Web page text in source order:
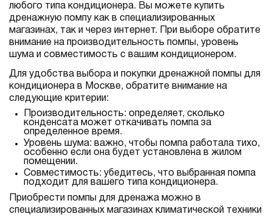
любого типа кондиционера. Вы можете купить
дренажную помпу как в специализированных
магазинах, так и через интернет. При выборе обратите
внимание на производительность помпы, уровень
шума и совместимость с вашим кондиционером.
Для удобства выбора и покупки дренажной помпы для
кондиционера в Москве, обратите внимание на
следующие критерии:
Производительность: определяет, сколько
конденсата может откачивать помпа за
определенное время.
Уровень шума: важно, чтобы помпа работала тихо,
особенно если она будет установлена в жилом
помещении.
Совместимость: убедитесь, что выбранная помпа
подходит для вашего типа кондиционера.
Приобрести помпы для дренажа можно в
специализированных магазинах климатической техники